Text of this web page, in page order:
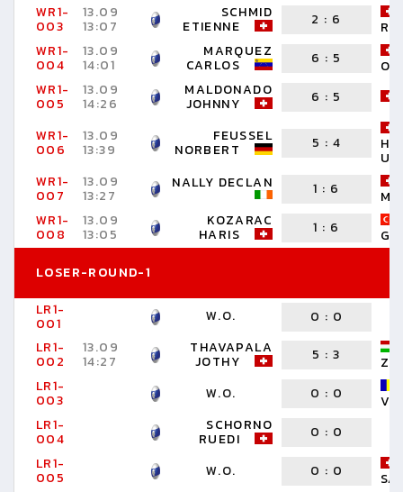
WR1-
003
13.09
13:07
SCHMID
ETIENNE 2 : 6
WR1-
004
13.09
14:01
MARQUEZ
CARLOS 6 : 5
WR1-
005
13.09
14:26
MALDONADO
JOHNNY 6 : 5
WR1-
006
13.09
13:39
FEUSSEL
NORBERT 5 : 4
WR1-
007
13.09
13:27
NALLY DECLAN 1 : 6
WR1-
008
13.09
13:05
KOZARAC
HARIS 1 : 6
LOSER-ROUND-1
LR1-
001 W.O. 0 : 0
LR1-
002
13.09
14:27
THAVAPALA
JOTHY 5 :3
LR1-
003 W.O. 0 : 0
LR1-
004
SCHORNO
RUEDI 0 : 0
LR1-
005 W.O. 0 : 0